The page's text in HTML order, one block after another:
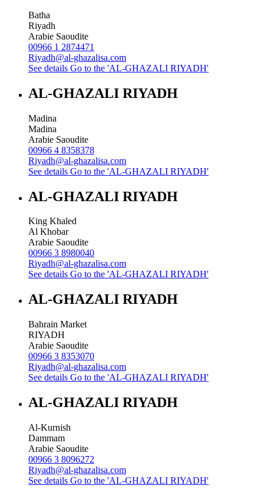
Batha
Riyadh
Arabie Saoudite
00966 1 2874471
Riyadh@al-ghazalisa.com
See details Go to the 'AL-GHAZALI RIYADH'
AL-GHAZALI RIYADH
Madina
Madina
Arabie Saoudite
00966 4 8358378
Riyadh@al-ghazalisa.com
See details Go to the 'AL-GHAZALI RIYADH'
AL-GHAZALI RIYADH
King Khaled
Al Khobar
Arabie Saoudite
00966 3 8980040
Riyadh@al-ghazalisa.com
See details Go to the 'AL-GHAZALI RIYADH'
AL-GHAZALI RIYADH
Bahrain Market
RIYADH
Arabie Saoudite
00966 3 8353070
Riyadh@al-ghazalisa.com
See details Go to the 'AL-GHAZALI RIYADH'
AL-GHAZALI RIYADH
Al-Kurnish
Dammam
Arabie Saoudite
00966 3 8096272
Riyadh@al-ghazalisa.com
See details Go to the 'AL-GHAZALI RIYADH'